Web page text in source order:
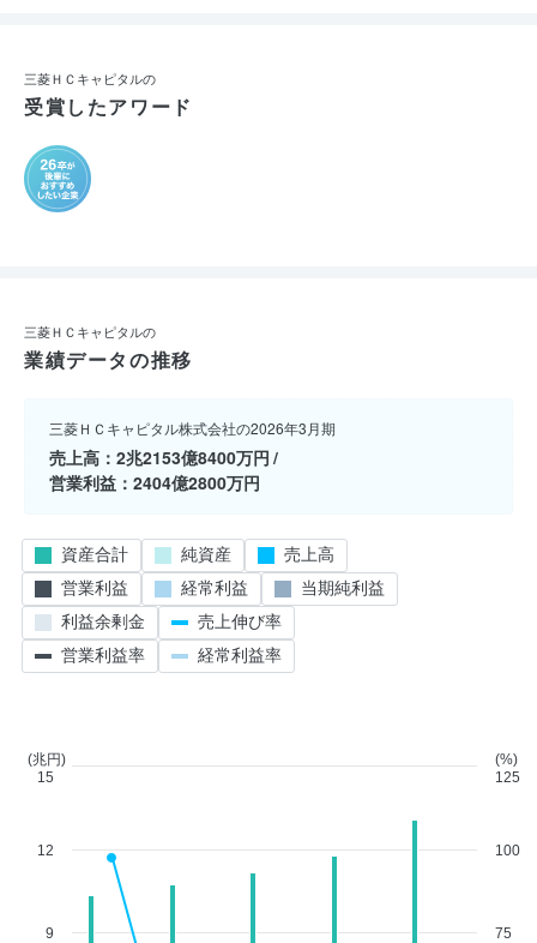
三菱ＨＣキャピタルの
受賞したアワード
三菱ＨＣキャピタルの
業績データの推移
三菱ＨＣキャピタル株式会社の2026年3月期
売上高
2兆2153億8400万円
営業利益
2404億2800万円
9
12
(兆円)
15
75
100
(%)
125
資産合計 純資産
売上高
営業利益
経常利益
当期純利益
利益余剰金
売上伸び率
営業利益率
経常利益率